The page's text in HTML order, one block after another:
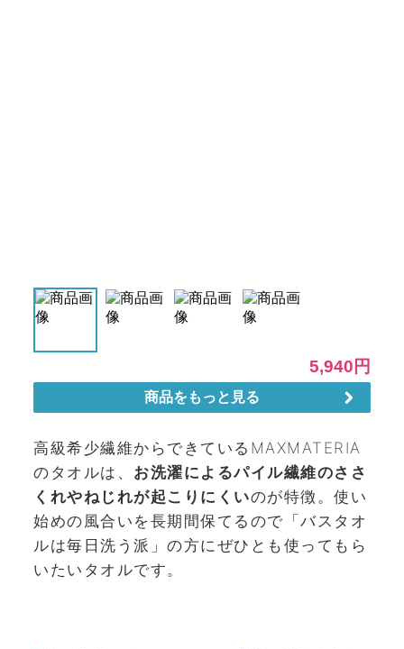
高級希少繊維からできているMAXMATERIA
のタオルは 、 お洗濯によるパイル繊維のささ
くれやねじれが起こりにくいのが特徴。使い
始めの風合いを長期間保てるので「バスタオ
ルは毎日洗う派」の方にぜひとも使ってもら
いたいタオルです。